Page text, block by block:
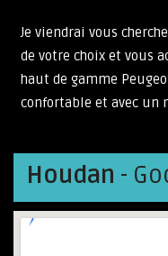
Je viendrai vous
de votre choix et vous
haut de gamme
confortable et avec un
Houdan -